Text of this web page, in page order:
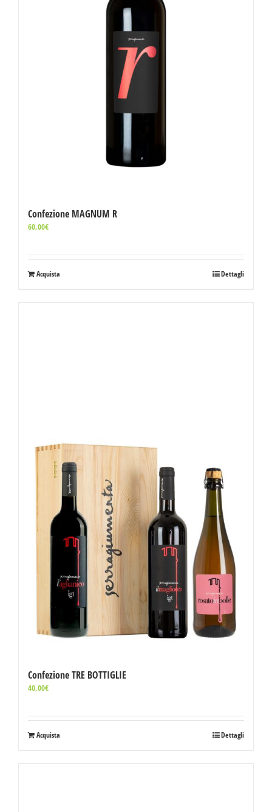
Confezione MAGNUM R
60,00€
Acquista Dettagli
Confezione TRE BOTTIGLIE
40,00€
Acquista Dettagli